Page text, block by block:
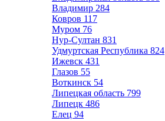
Владимир 284
Ковров 117
Муром 76
Нур-Султан 831
Удмуртская Республика 824
Ижевск 431
Глазов 55
Воткинск 54
Липецкая область 799
Липецк 486
Елец 94